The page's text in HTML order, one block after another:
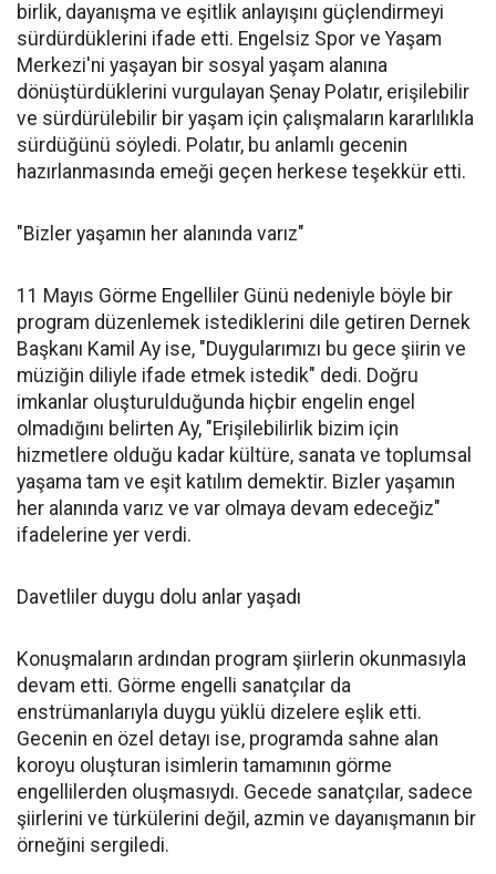
birlik, dayanışma ve eşitlik anlayışını güçlendirmeyi
sürdürdüklerini ifade etti. Engelsiz Spor ve Yaşam
Merkezi'ni yaşayan bir sosyal yaşam alanına
dönüştürdüklerini vurgulayan Şenay Polatır, erişilebilir
ve sürdürülebilir bir yaşam için çalışmaların kararlılıkla
sürdüğünü söyledi. Polatır, bu anlamlı gecenin
hazırlanmasında emeği geçen herkese teşekkür etti.
"Bizler yaşamın her alanında varız"
11 Mayıs Görme Engelliler Günü nedeniyle böyle bir
program düzenlemek istediklerini dile getiren Dernek
Başkanı Kamil Ay ise, "Duygularımızı bu gece şiirin ve
müziğin diliyle ifade etmek istedik" dedi. Doğru
imkanlar oluşturulduğunda hiçbir engelin engel
olmadığını belirten Ay, "Erişilebilirlik bizim için
hizmetlere olduğu kadar kültüre, sanata ve toplumsal
yaşama tam ve eşit katılım demektir. Bizler yaşamın
her alanında varız ve var olmaya devam edeceğiz"
ifadelerine yer verdi.
Davetliler duygu dolu anlar yaşadı
Konuşmaların ardından program şiirlerin okunmasıyla
devam etti. Görme engelli sanatçılar da
enstrümanlarıyla duygu yüklü dizelere eşlik etti.
Gecenin en özel detayı ise, programda sahne alan
koroyu oluşturan isimlerin tamamının görme
engellilerden oluşmasıydı. Gecede sanatçılar, sadece
şiirlerini ve türkülerini değil, azmin ve dayanışmanın bir
örneğini sergiledi.